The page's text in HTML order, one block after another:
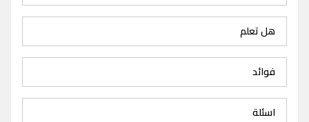
هل تعلم
فوائد
اسئلة